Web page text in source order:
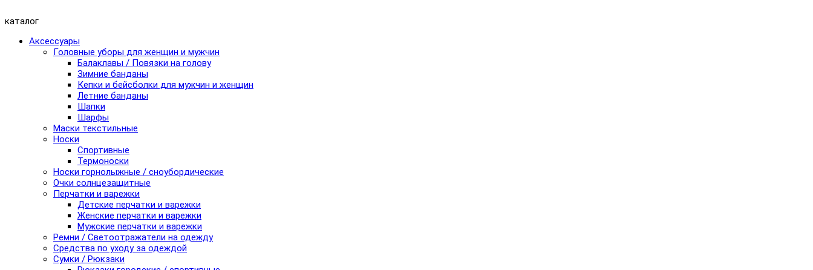
каталог
Аксессуары
Головные уборы для женщин и мужчин
Балаклавы / Повязки на голову
Зимние банданы
Кепки и бейсболки для мужчин и женщин
Летние банданы
Шапки
Шарфы
Маски текстильные
Носки
Спортивные
Термоноски
Носки горнолыжные / сноубордические
Очки солнцезащитные
Перчатки и варежки
Детские перчатки и варежки
Женские перчатки и варежки
Мужские перчатки и варежки
Ремни / Светоотражатели на одежду
Средства по уходу за одеждой
Сумки / Рюкзаки